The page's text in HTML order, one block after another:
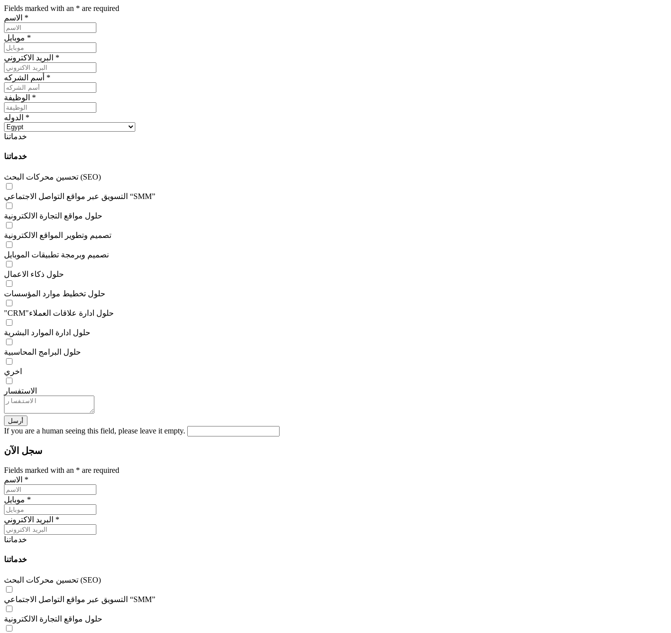
Fields marked with an * are required
*
*
*
*
*
*
خدماتنا
خدماتنا
تحسين محركات البحث (SEO)
التسويق عبر مواقع التواصل الاجتماعي “SMM”
حلول مواقع التجارة الالكترونية
تصميم وتطوير المواقع الالكترونية
نصميم وبرمجة تطبيقات الموبايل
حلول ذكاء الاعمال
حلول تخطيط موارد المؤسسات
"CRM"حلول ادارة علاقات العملاء
حلول ادارة الموارد البشرية
حلول البرامج المحاسبية
اخري
الاستفسار
If you are a human seeing this field, please leave it empty.
سجل الآن
Fields marked with an * are required
*
*
*
خدماتنا
خدماتنا
تحسين محركات البحث (SEO)
التسويق عبر مواقع التواصل الاجتماعي “SMM”
حلول مواقع التجارة الالكترونية